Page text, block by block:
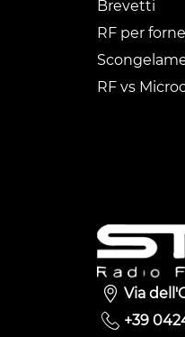
Brevetti
RF per
RF vs
Via
+39